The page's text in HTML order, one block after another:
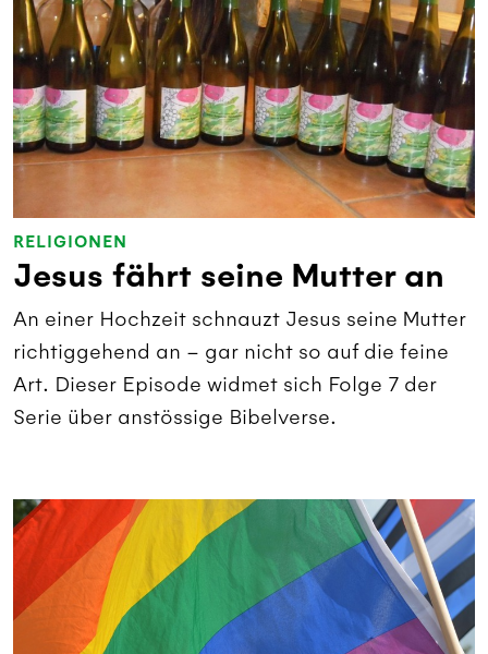
RELIGIONEN
Jesus fährt seine Mutter an
An einer Hochzeit schnauzt Jesus seine Mutter
richtiggehend an – gar nicht so auf die feine
Art. Dieser Episode widmet sich Folge 7 der
Serie über anstössige Bibelverse.